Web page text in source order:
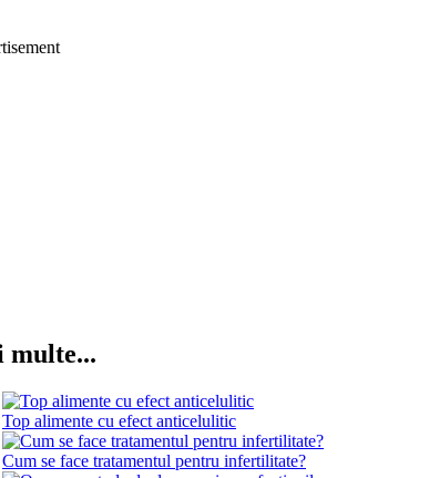
multe...
Top alimente cu efect anticelulitic
Cum se face tratamentul pentru infertilitate?